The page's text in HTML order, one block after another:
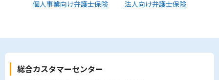
個人事業向け弁護士保険 法人向け弁護士保険
総合カスタマーセンター